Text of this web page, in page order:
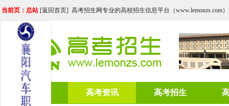
当前页：总站[返回首页] 高考招生网专业的高校招生信息平台（www.lemonzs.com）
网站首页 高考资讯 高考招生